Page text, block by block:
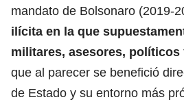
mandato de Bolsonaro (2019-
ilícita en la que
militares, asesores, políticos
que al parecer se benefició
de Estado y su entorno más